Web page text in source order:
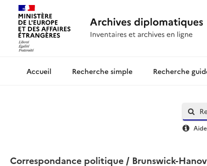
Archives diplomatiquesRecherche simple Recherche
Correspondance politique / Brunswick-